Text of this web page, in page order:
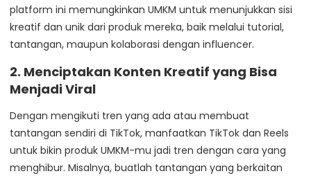
platform ini memungkinkan UMKM untuk menunjukkan sisi
kreatif dan unik dari produk mereka, baik melalui tutorial,
tantangan, maupun kolaborasi dengan influencer.
2. Menciptakan Konten Kreatif yang Bisa
Menjadi Viral
Dengan mengikuti tren yang ada atau membuat
tantangan sendiri di TikTok, manfaatkan TikTok dan Reels
untuk bikin produk UMKM-mu jadi tren dengan cara yang
menghibur. Misalnya, buatlah tantangan yang berkaitan